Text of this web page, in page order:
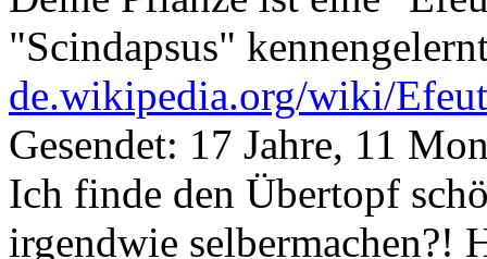
"Scindapsus"
de.wikipedia.org/wiki/
Gesendet: 17 Jahre, 11
Ich finde den Übertopf
irgendwie selbermachen?!